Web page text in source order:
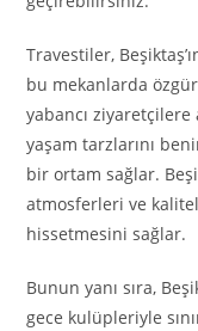
Travestiler,
bu mekanlarda
yabancı ziyaretçilere
yaşam tarzlarını
bir ortam sağlar.
atmosferleri ve
hissetmesini sağlar.
Bunun yanı sıra,
gece kulüpleriyle